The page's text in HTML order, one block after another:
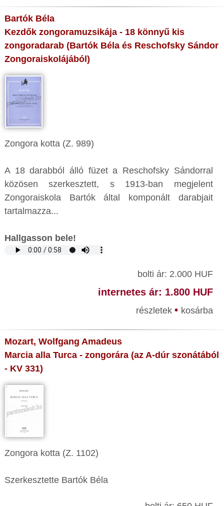
Bartók Béla
Kezdők zongoramuzsikája - 18 könnyű kis
zongoradarab (Bartók Béla és Reschofsky Sándor
Zongoraiskolájából)
Zongora kotta (Z. 989)
A 18 darabból álló füzet a Reschofsky Sándorral
közösen szerkesztett, s 1913-ban megjelent
Zongoraiskola Bartók által komponált darabjait
tartalmazza...
Hallgasson bele!
bolti ár: 2.000 HUF
internetes ár: 1.800 HUF
részletek • kosárba
Mozart, Wolfgang Amadeus
Marcia alla Turca - zongorára (az A-dúr szonátából
- KV 331)
Zongora kotta (Z. 1102)
Szerkesztette Bartók Béla